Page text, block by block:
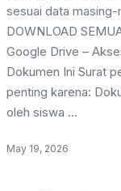
sesuai data masing-
DOWNLOAD
Google Drive –
Dokumen Ini Surat
penting karena:
oleh siswa ...
May 19, 2026